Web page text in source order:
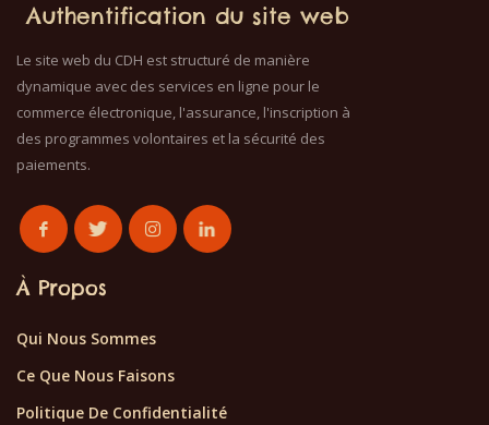
Authentification du site web
Le site web du CDH est structuré de manière
dynamique avec des services en ligne pour le
commerce électronique, l'assurance, l'inscription à
des programmes volontaires et la sécurité des
paiements.
À Propos
Qui Nous Sommes
Ce Que Nous Faisons
Politique De Confidentialité